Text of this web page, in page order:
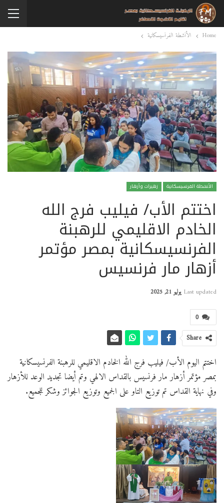
Home الأنشطة الفرنسيسكانية
الأنشطة الفرنسيسكانية زهيرات وأزهار
اختتم الأب/ فيليب فرج الله
الخادم الاقليمي للرهبنة
الفرنسيسكانية بمصر مؤتمر
أزهار مار فرنسيس
Last updated يوليو 21, 2025
0
Share
اختتم اليوم الأب/ فيليب فرج الله الخادم الاقليمي للرهبنة الفرنسيسكانية
بمصر مؤتمر أزهار مار فرنسيس بالقداس الالهي وتم أيضا تجديد الوعد للأزهار
وفي نهاية القداس تم توزيع التاو على الجميع وتوزيع الجوائز وشكر للجميع.